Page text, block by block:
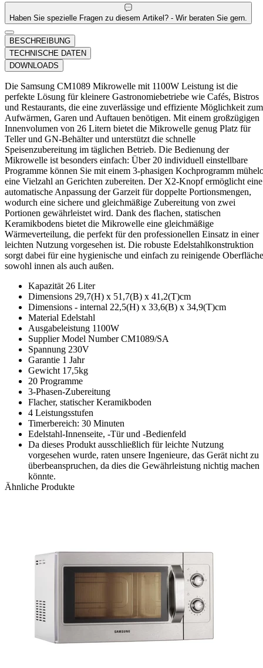
Haben Sie spezielle Fragen zu diesem Artikel? - Wir beraten Sie gern.
BESCHREIBUNG
TECHNISCHE DATEN
DOWNLOADS
Die Samsung CM1089 Mikrowelle mit 1100W Leistung ist die
perfekte Lösung für kleinere Gastronomiebetriebe wie Cafés, Bistros
und Restaurants, die eine zuverlässige und effiziente Möglichkeit zum
Aufwärmen, Garen und Auftauen benötigen. Mit einem großzügigen
Innenvolumen von 26 Litern bietet die Mikrowelle genug Platz für
Teller und GN-Behälter und unterstützt die schnelle
Speisenzubereitung im täglichen Betrieb. Die Bedienung der
Mikrowelle ist besonders einfach: Über 20 individuell einstellbare
Programme können Sie mit einem 3-phasigen Kochprogramm
eine Vielzahl an Gerichten zubereiten. Der X2-Knopf ermöglicht eine
automatische Anpassung der Garzeit für doppelte Portionsmengen,
wodurch eine sichere und gleichmäßige Zubereitung von zwei
Portionen gewährleistet wird. Dank des flachen, statischen
Keramikbodens bietet die Mikrowelle eine gleichmäßige
Wärmeverteilung, die perfekt für den professionellen Einsatz in einer
leichten Nutzung vorgesehen ist. Die robuste Edelstahlkonstruktion
sorgt dabei für eine hygienische und einfach zu reinigende
sowohl innen als auch außen.
Kapazität 26 Liter
Dimensions 29,7(H) x 51,7(B) x 41,2(T)cm
Dimensions - internal 22,5(H) x 33,6(B) x 34,9(T)cm
Material Edelstahl
Ausgabeleistung 1100W
Supplier Model Number CM1089/SA
Spannung 230V
Garantie 1 Jahr
Gewicht 17,5kg
20 Programme
3-Phasen-Zubereitung
Flacher, statischer Keramikboden
4 Leistungsstufen
Timerbereich: 30 Minuten
Edelstahl-Innenseite, -Tür und -Bedienfeld
Da dieses Produkt ausschließlich für leichte Nutzung
vorgesehen wurde, raten unsere Ingenieure, das Gerät nicht zu
überbeanspruchen, da dies die Gewährleistung nichtig machen
könnte.
Ähnliche Produkte